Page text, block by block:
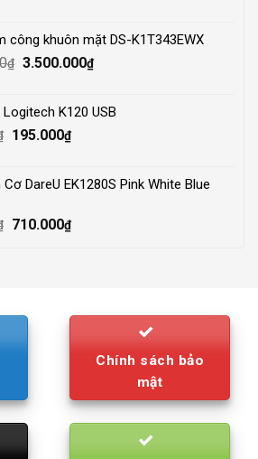
3.500.000₫.2.800.000₫.
công khuôn mặt DS-K1T343EWX
₫ Original
4.000.000₫.
3.500.000₫Current
3.500.000₫.
K120 USB
Original
210.000₫.
195.000₫Current
195.000₫.
DareU EK1280S Pink White Blue
Original
710.000₫Current
Chính sách bảo
mật